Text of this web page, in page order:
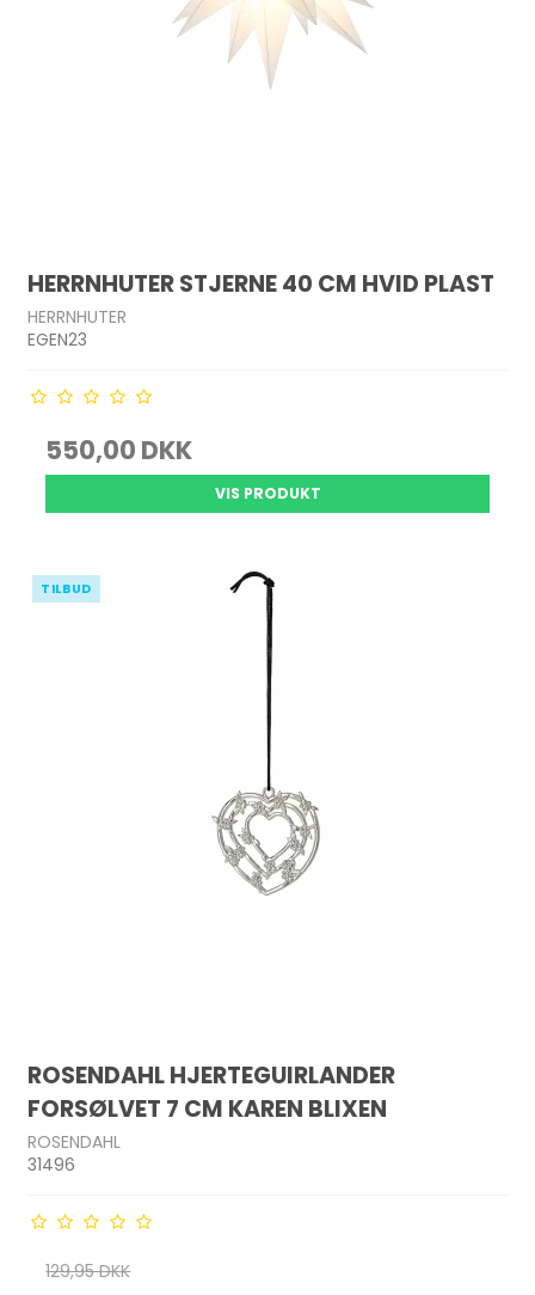
HERRNHUTER STJERNE 40 CM HVID PLAST
HERRNHUTER
EGEN23
550,00 DKK
VIS PRODUKT
TILBUD
ROSENDAHL HJERTEGUIRLANDER
FORSØLVET 7 CM KAREN BLIXEN
ROSENDAHL
31496
129,95 DKK